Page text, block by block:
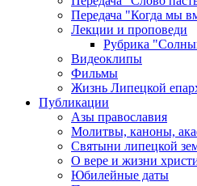
Передача "Когда мы
Лекции и проповеди
Рубрика
Видеоклипы
Фильмы
Жизнь Липецкой
Публикации
Азы православия
Молитвы, каноны,
Святыни липецкой
О вере и жизни
Юбилейные даты